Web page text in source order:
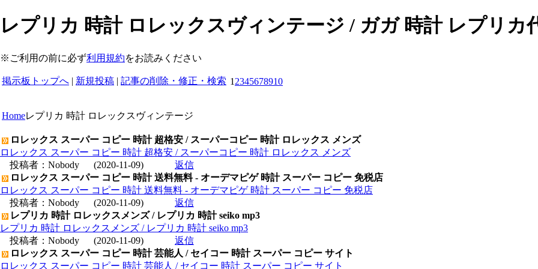
レプリカ 時計 ロレックスヴィンテージ / ガガ 時計 レプリカ
※ご利用の前に必ず利用規約をお読みください
掲示板トップへ | 新規投稿 | 記事の削除・修正・検索 1 2345678910
Homeレプリカ 時計 ロレックスヴィンテージ
ロレックス スーパー コピー 時計 超格安 / スーパーコピー 時計 ロレックス メンズ
ロレックス スーパー コピー 時計 超格安 / スーパーコピー 時計 ロレックス メンズ
投稿者： Nobody (2020-11-09)
返信
ロレックス スーパー コピー 時計 送料無料 - オーデマピゲ 時計 スーパー コピー 免税店
ロレックス スーパー コピー 時計 送料無料 - オーデマピゲ 時計 スーパー コピー 免税店
投稿者： Nobody (2020-11-09)
返信
レプリカ 時計 ロレックスメンズ / レプリカ 時計 seiko mp3
レプリカ 時計 ロレックスメンズ / レプリカ 時計 seiko mp3
投稿者： Nobody (2020-11-09)
返信
ロレックス スーパー コピー 時計 芸能人 / セイコー 時計 スーパー コピー サイト
ロレックス スーパー コピー 時計 芸能人 / セイコー 時計 スーパー コピー サイト